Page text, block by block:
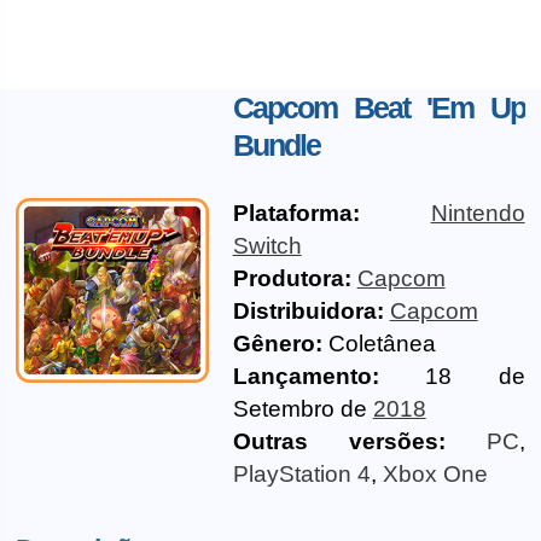
Capcom Beat 'Em Up
Bundle
Plataforma:
Nintendo
Switch
Produtora: Capcom
Distribuidora: Capcom
Gênero: Coletânea
Lançamento: 18 de
Setembro de 2018
Outras versões:
PC,
PlayStation 4, Xbox One